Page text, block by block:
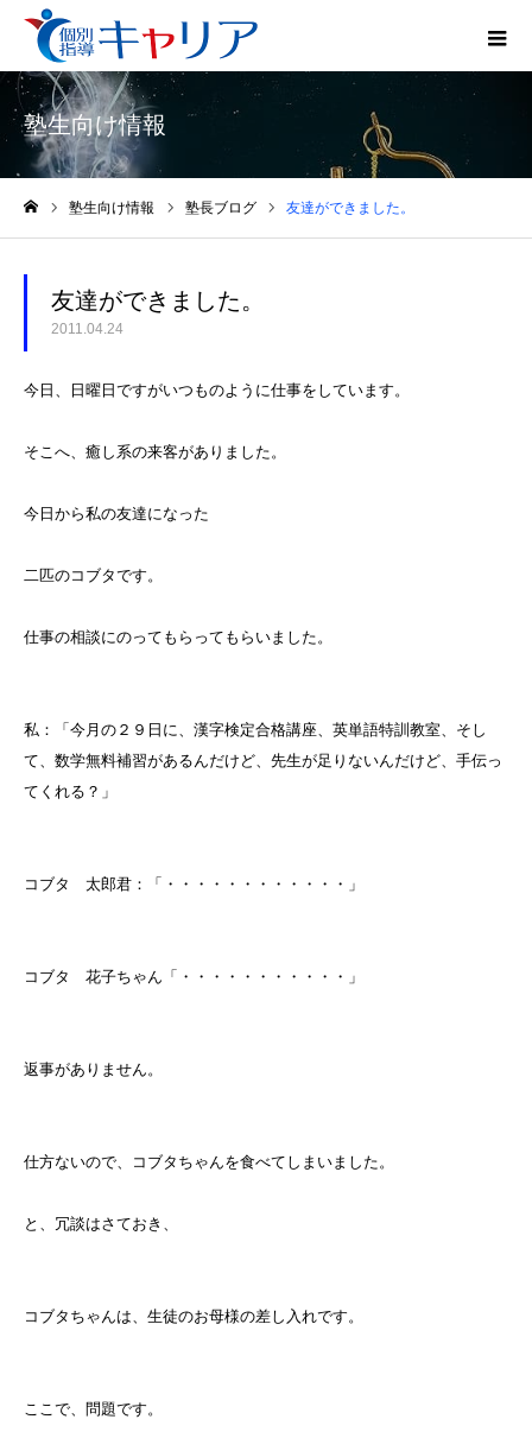
塾生向け情報
塾生向け情報 塾長ブログ 友達ができました。
友達ができました。
2011.04.24
今日、日曜日ですがいつものように仕事をしています。
そこへ、癒し系の来客がありました。
今日から私の友達になった
二匹のコブタです。
仕事の相談にのってもらってもらいました。
私：「今月の２９日に、漢字検定合格講座、英単語特訓教室、そし
て、数学無料補習があるんだけど、先生が足りないんだけど、手伝っ
てくれる？」
コブタ 太郎君：「・・・・・・・・・・・・」
コブタ 花子ちゃん「・・・・・・・・・・・」
返事がありません。
仕方ないので、コブタちゃんを食べてしまいました。
と、冗談はさておき、
コブタちゃんは、生徒のお母様の差し入れです。
ここで、問題です。